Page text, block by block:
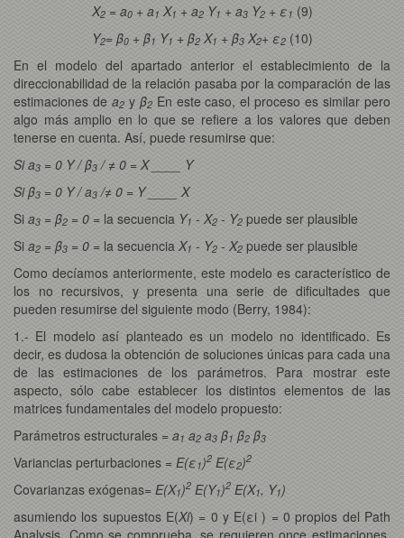
X2= a0+ a1 X1 + a2Y1 + a3Y2+ ε 1 (9)
Y2= β0+ β1 Y1 + β2X1 + β3X2+ ε2 (10)
En el modelo del apartado anterior el establecimiento de la
direccionabilidad de la relación pasaba por la comparación de las
estimaciones de a2y β2En este caso, el proceso es similar pero
algo más amplio en lo que se refiere a los valores que deben
tenerse en cuenta. Así, puede resumirse que:
Si a3 = 0 Y / β3 / ≠ 0 = X ____ Y
Si β3 = 0 Y / a3 /≠ 0 = Y ____ X
Si a3 = β2 = 0 = la secuencia Y1 - X2 - Y2 puede ser plausible
Si a2 = β3 = 0 = la secuencia X1 - Y2 - X2 puede ser plausible
Como decíamos anteriormente, este modelo es característico de
los no recursivos, y presenta una serie de dificultades que
pueden resumirse del siguiente modo (Berry, 1984):
1.- El modelo así planteado es un modelo no identificado. Es
decir, es dudosa la obtención de soluciones únicas para cada una
de las estimaciones de los parámetros. Para mostrar este
aspecto, sólo cabe establecer los distintos elementos de las
matrices fundamentales del modelo propuesto:
Parámetros estructurales = a1 a2 a3 β1 β2 β3
Variancias perturbaciones = E(ε 1)2 E(ε2)2
Covarianzas exógenas= E(X1)2 E(Y1)2 E(X1, Y1)
asumiendo los supuestos E(Xi) = 0 y E(εi ) = 0 propios del Path
Analysis. Como se comprueba, se requieren once estimaciones,